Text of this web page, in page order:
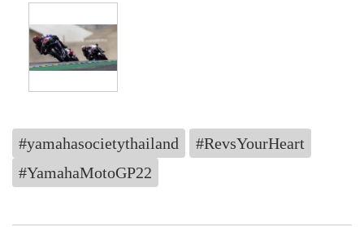
#yamahasocietythailand
#RevsYourHeart
#YamahaMotoGP22